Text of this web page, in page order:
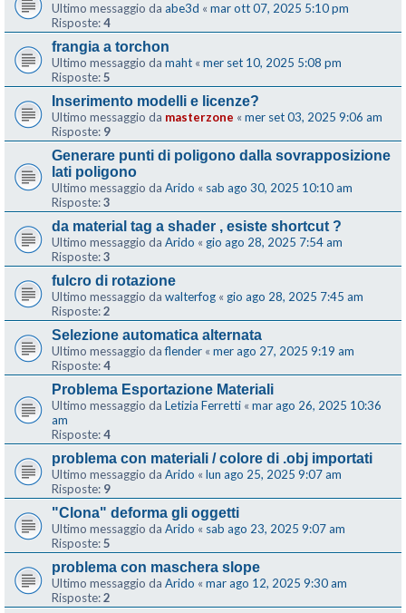
Ultimo messaggio da abe3d « mar ott 07, 2025 5:10 pm
Risposte:4
frangia a torchon
Ultimo messaggio da maht « mer set 10, 2025 5:08 pm
Risposte:5
Inserimento modelli e licenze?
Ultimo messaggio da masterzone « mer set 03, 2025 9:06 am
Risposte: 9
Generare punti di poligono dalla sovrapposizione
lati poligono
Ultimo messaggio da Arido « sab ago 30, 2025 10:10 am
Risposte:3
da material tag a shader , esiste shortcut ?
Ultimo messaggio da Arido « gio ago 28, 2025 7:54 am
Risposte:3
fulcro di rotazione
Ultimo messaggio da walterfog « gio ago 28, 2025 7:45 am
Risposte:2
Selezione automatica alternata
Ultimo messaggio daflender « mer ago 27, 2025 9:19 am
Risposte:4
Problema Esportazione Materiali
Ultimo messaggio da Letizia Ferretti « mar ago 26, 2025 10:36
am
Risposte:4
problema con materiali / colore di .obj importati
Ultimo messaggio da Arido « lun ago 25, 2025 9:07 am
Risposte: 9
"Clona" deforma gli oggetti
Ultimo messaggio da Arido « sab ago 23, 2025 9:07 am
Risposte:5
problema con maschera slope
Ultimo messaggio da Arido « mar ago 12, 2025 9:30 am
Risposte:2